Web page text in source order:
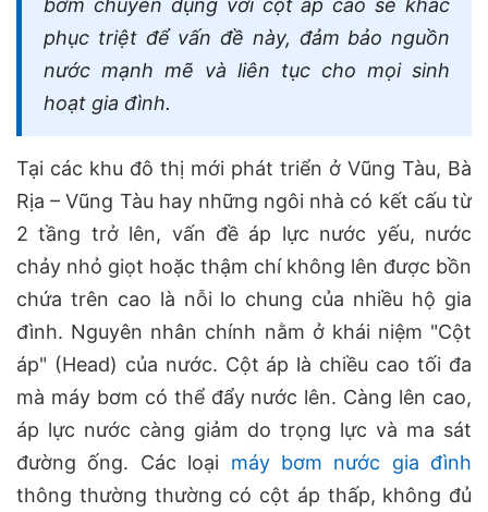
bơm chuyên dụng với cột áp cao sẽ khắc
phục triệt để vấn đề này, đảm bảo nguồn
nước mạnh mẽ và liên tục cho mọi sinh
hoạt gia đình.
Tại các khu đô thị mới phát triển ở Vũng Tàu, Bà
Rịa – Vũng Tàu hay những ngôi nhà có kết cấu từ
2 tầng trở lên, vấn đề áp lực nước yếu, nước
chảy nhỏ giọt hoặc thậm chí không lên được bồn
chứa trên cao là nỗi lo chung của nhiều hộ gia
đình. Nguyên nhân chính nằm ở khái niệm "Cột
áp" (Head) của nước. Cột áp là chiều cao tối đa
mà máy bơm có thể đẩy nước lên. Càng lên cao,
áp lực nước càng giảm do trọng lực và ma sát
đường ống. Các loại máy bơm nước gia đình
thông thường thường có cột áp thấp, không đủ